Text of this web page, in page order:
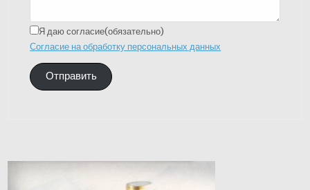
Я даю согласие(обязательно)
Согласие на обработку персональных данных
Отправить